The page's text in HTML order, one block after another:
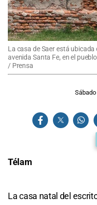
La casa de Saer está
avenida Santa Fe, en el
/ Prensa
Télam
La casa natal del